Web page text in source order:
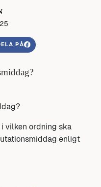
PÅ
vilken ordning ska
enligt